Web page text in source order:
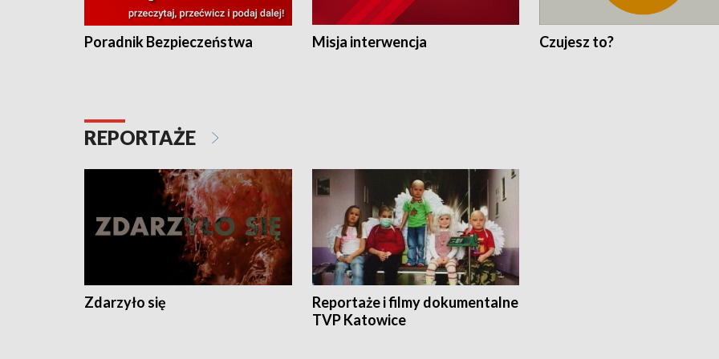
Poradnik Bezpieczeństwa Misja interwencja Czujesz to?
REPORTAŻE
Zdarzyło się
Reportaże i filmy dokumentalne
TVP Katowice